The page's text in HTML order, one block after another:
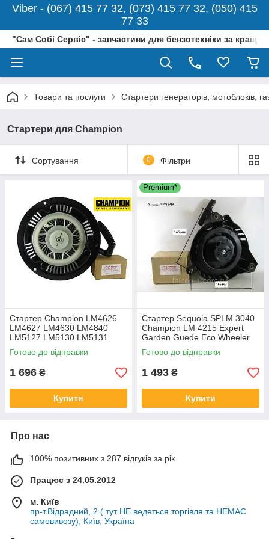
Viber - (067) 415 77 32, (073) 415 77 32, (050) 415
77 33
"Сам Собі Сервіс" - запчастини для бензотехніки за
Товари та послуги Стартери генераторів, мотоблоків,
Стартери для Champion
Сортування 0 Фільтри
Стартер Champion LM4626
LM4627 LM4630 LM4840
LM5127 LM5130 LM5131
LM5345 LM5346E ручний
стартер для газонокосарок
Готово до відправки
1 696 ₴
Купити
Premium*
Стартер Sequoia SPLM 3040
Champion LM 4215 Expert
Garden Guede Eco Wheeler
400pd кришка стартера на
газонокосароку Patriot PT 410
Готово до відправки
1 493 ₴
Купити
Про нас
100% позитивних з 287 відгуків за рік
Працює з 24.05.2012
м. Київ
пр-т.Відрадний, 2 ( тут НЕ ведеться торгівля та НЕМАЄ
самовивозу), Київ, Україна